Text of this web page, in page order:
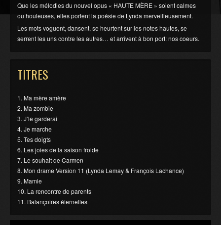
Que les mélodies du nouvel opus « HAUTE MÈRE » soient calmes
ou houleuses, elles portent la poésie de Lynda merveilleusement.
Les mots voguent, dansent, se heurtent sur les notes hautes, se
serrent les uns contre les autres… et arrivent à bon port: nos coeurs.
TITRES
1. Ma mère amère
2. Ma zombie
3. J’le garderai
4. Je marche
5. Tes doigts
6. Les joies de la saison froide
7. Le souhait de Carmen
8. Mon drame Version 11 (Lynda Lemay & François Lachance)
9. Mamie
10. La rencontre de parents
11. Balançoires éternelles